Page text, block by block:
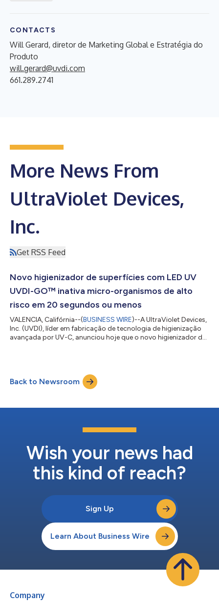
CONTACTS
Will Gerard, diretor de Marketing Global e Estratégia do
Produto
will.gerard@uvdi.com
661.289.2741
More News From
UltraViolet Devices,
Inc.
Get RSS Feed
Novo higienizador de superfícies com LED UV
UVDI-GO™ inativa micro-organismos de alto
risco em 20 segundos ou menos
VALENCIA, Califórnia--(BUSINESS WIRE)--A UltraViolet Devices,
Inc. (UVDI), líder em fabricação de tecnologia de higienização
avançada por UV-C, anunciou hoje que o novo higienizador de
maior inativação de micro-organismos comuns que afetam a
saúde, incluindo os esporos do C. difficile e Candida auris, em
20 segundos ou menos, a...
Back to Newsroom
Wish your news had
this kind of reach?
Sign Up
Learn About Business Wire
Company